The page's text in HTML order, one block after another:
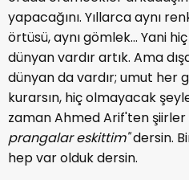
yapacağını. Yıllarca aynı
örtüsü, aynı gömlek... Yani
dünyan vardır artık. Ama
dünyan da vardır; umut her
kurarsın, hiç olmayacak
zaman Ahmed Arif'ten şiirler
prangalar eskittim"dersin.
hep var olduk dersin.